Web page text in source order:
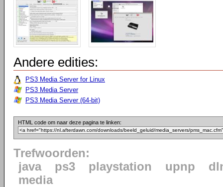
Andere edities:
PS3 Media Server for Linux
PS3 Media Server
PS3 Media Server (64-bit)
HTML code om naar deze pagina te linken:
Trefwoorden:
java
ps3 playstation upnp
media